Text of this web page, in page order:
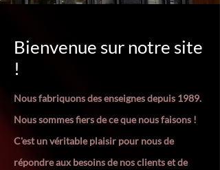
Bienvenue sur notre site
!
Nous fabriquons des enseignes depuis 1989.
Nous sommes fiers de ce que nous faisons !
C'est un véritable plaisir pour nous de
répondre aux besoins de nos clients et de